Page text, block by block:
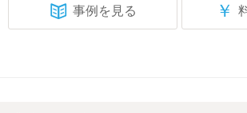
事例を見る ￥